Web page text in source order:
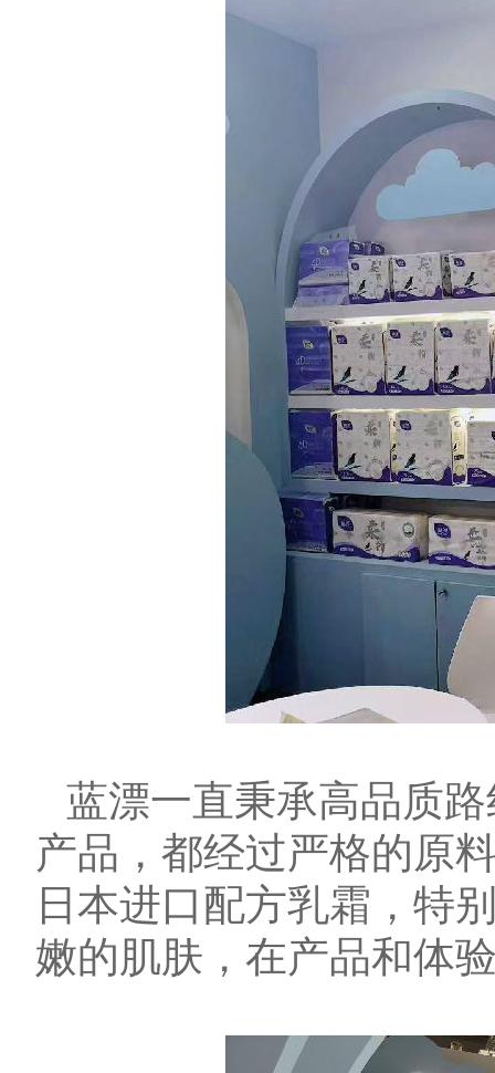
蓝漂一直秉承高品质
产品，都经过严格的原
日本进口配方乳霜，特
嫩的肌肤，在产品和体